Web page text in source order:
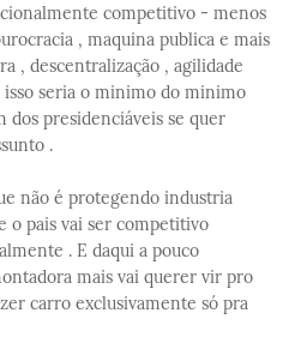
competitivo - menos
, maquina publica e mais
, descentralização , agilidade
isso seria o minimo do minimo
dos presidenciáveis se quer
.
não é protegendo industria
o pais vai ser competitivo
. E daqui a pouco
mais vai querer vir pro
carro exclusivamente só pra